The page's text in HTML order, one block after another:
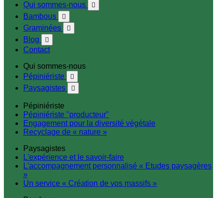
Qui sommes-nous 
Bambous 
Graminées 
Blog 
Contact
Qui sommes-nous
Pépiniériste

Paysagistes 
Pépiniériste
Pépiniériste "producteur"
Engagement pour la diversité végétale
Recyclage de « nature »
Paysagistes
L'expérience et le savoir-faire
L'accompagnement personnalisé « Etudes paysagères
»
Un service « Création de vos massifs »